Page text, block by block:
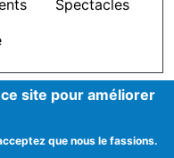
Spectacles
site pour améliorer
que nous le fassions.